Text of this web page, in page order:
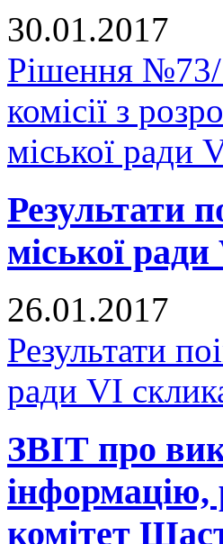
30.01.2017
Рішення №73/
комісії з
міської ради
Результати
міської
26.01.2017
Результати
ради VI
ЗВІТ про
інформацію,
комітет